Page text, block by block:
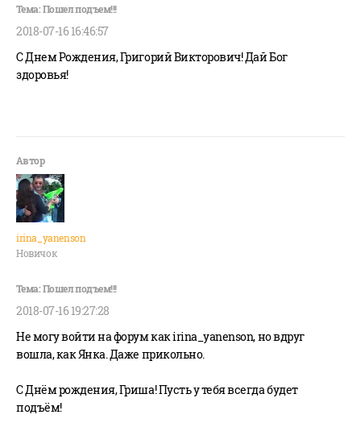
2018-07-16 16:46:57
С Днем Рождения, Григорий Викторович! Дай Бог
здоровья!
irina_yanenson
Новичок
2018-07-16 19:27:28
Не могу войти на форум как irina_yanenson, но вдруг
вошла, как Янка. Даже прикольно.
С Днём рождения, Гриша! Пусть у тебя всегда будет
подъём!